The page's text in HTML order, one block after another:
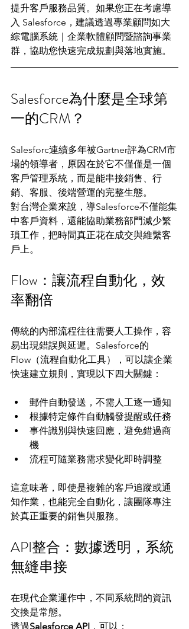
提升客戶服務品質。如果您正在考慮導
入 Salesforce，建議透過專業顧問如大
綜電腦系統｜企業軟體顧問暨諮詢事業
群，協助您快速完成規劃與落地實施。
Salesforce為什麼是全球第
一的CRM？
Salesforc連續多年被Gartner評為CRM市
場的領導者，原因在於它不僅僅是一個
客戶管理系統，而是能串接銷售、行
銷、客服、後端營運的完整生態。
對台灣企業來說，導Salesforce不僅能集
中客戶資料，還能協助業務部門減少繁
瑣工作，把時間真正花在成交與維繫客
戶上。
Flow：讓流程自動化，效
率翻倍
傳統的內部流程往往需要人工操作，容
易出現錯誤與延遲。Salesforce的
Flow（流程自動化工具），可以讓企業
快速建立規則，實現以下四大關鍵：
郵件自動發送，不需人工逐一通知
根據特定條件自動觸發提醒或任務
事件識別與快速回應，避免錯過商
機
流程可隨業務需求變化即時調整
這意味著，即使是複雜的客戶追蹤或通
知作業，也能完全自動化，讓團隊專注
於真正重要的銷售與服務。
API整合：數據透明，系統
無縫串接
在現代企業運作中，不同系統間的資訊
交換是常態。
透過Salesforce API ，可以：